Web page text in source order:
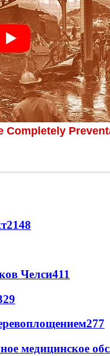
2148
Челси411
277
медицинское